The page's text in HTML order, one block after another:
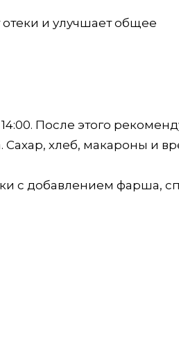
отеки и улучшает общее
После этого
Сахар, хлеб, макароны и
с добавлением фарша,